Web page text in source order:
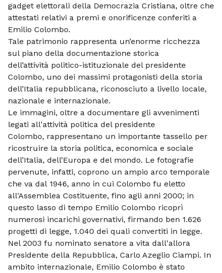
gadget elettorali della Democrazia Cristiana, oltre che
attestati relativi a premi e onorificenze conferiti a
Emilio Colombo.
Tale patrimonio rappresenta un’enorme ricchezza
sul piano della documentazione storica
dell’attività politico-istituzionale del presidente
Colombo, uno dei massimi protagonisti della storia
dell’Italia repubblicana, riconosciuto a livello locale,
nazionale e internazionale.
Le immagini, oltre a documentare gli avvenimenti
legati all'attività politica del presidente
Colombo, rappresentano un importante tassello per
ricostruire la storia politica, economica e sociale
dell’Italia, dell’Europa e del mondo. Le fotografie
pervenute, infatti, coprono un ampio arco temporale
che va dal 1946, anno in cui Colombo fu eletto
all'Assemblea Costituente, fino agli anni 2000; in
questo lasso di tempo Emilio Colombo ricoprì
numerosi incarichi governativi, firmando ben 1.626
progetti di legge, 1.040 dei quali convertiti in legge.
Nel 2003 fu nominato senatore a vita dall'allora
Presidente della Repubblica, Carlo Azeglio Ciampi. In
ambito internazionale, Emilio Colombo è stato